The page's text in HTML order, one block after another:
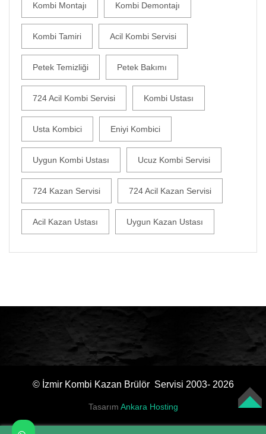
Kombi Montajı Kombi Demontajı
Kombi Tamiri Acil Kombi Servisi
Petek Temizliği Petek Bakımı
724 Acil Kombi Servisi Kombi Ustası
Usta Kombici Eniyi Kombici
Uygun Kombi Ustası Ucuz Kombi Servisi
724 Kazan Servisi 724 Acil Kazan Servisi
Acil Kazan Ustası Uygun Kazan Ustası
© İzmir Kombi Kazan Brülör Servisi 2003- 2026
Tasarım Ankara Hosting TOP